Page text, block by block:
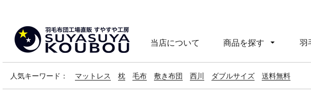
当店について 商品を探す 羽
人気キーワード： マットレス 枕 毛布 敷き布団 西川 ダブルサイズ 送料無料